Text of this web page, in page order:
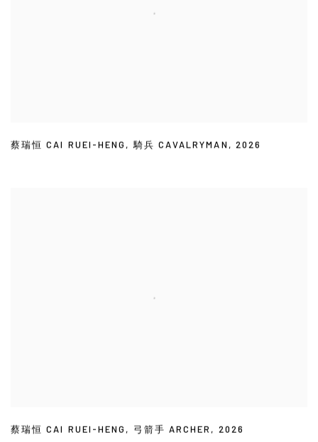
蔡瑞恒 CAI RUEI-HENG , 騎兵 CAVALRYMAN , 2026
蔡瑞恒 CAI RUEI-HENG , 弓箭手 ARCHER , 2026